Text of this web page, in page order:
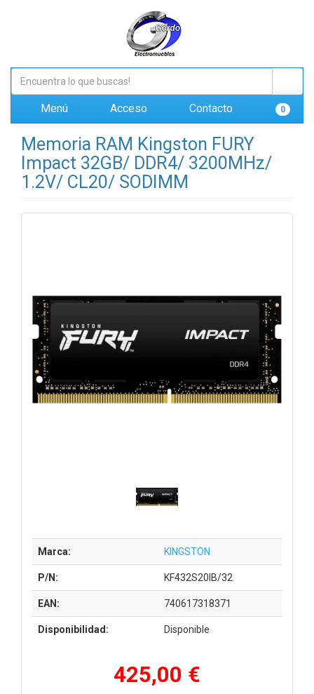
Menú Acceso Contacto 0
Memoria RAM Kingston FURY
Impact 32GB/ DDR4/ 3200MHz/
1.2V/ CL20/ SODIMM
Marca: KINGSTON
P/N: KF432S20IB/32
EAN: 740617318371
Disponibilidad: Disponible
425,00 €